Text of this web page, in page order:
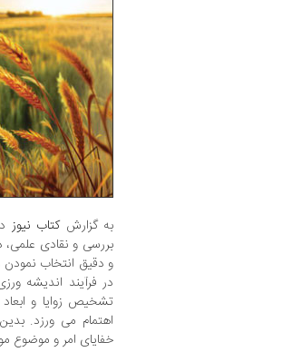
به گزارشکتاب نیوز
بررسی و نقادی
و دقیق انتخاب
در فرآیند اندیشه
تشخیص زوایا و
اهتمام می ورزد.
خفایای امر و موضوع